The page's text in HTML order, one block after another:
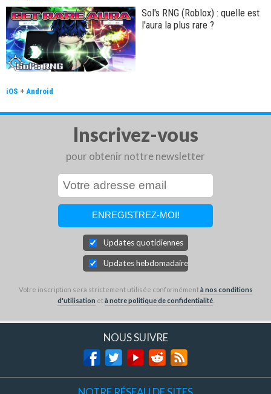
Sol's RNG (Roblox) : quelle est
l'aura la plus rare ?
iOS + Android
Inscrivez-vous
pour obtenir nottre newsletter
Updates quotidiennes
Updates hebdomadaires
Votre inscription sera strictement utilisée conformémentà nos conditions
d'utilisation età notre politique de confidentialité.
NOUS SUIVRE